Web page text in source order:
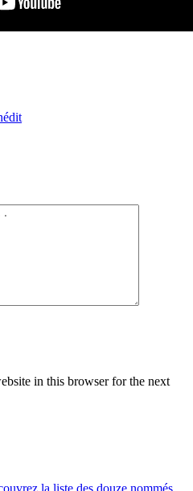
in this browser for the next
la liste des douze nommés